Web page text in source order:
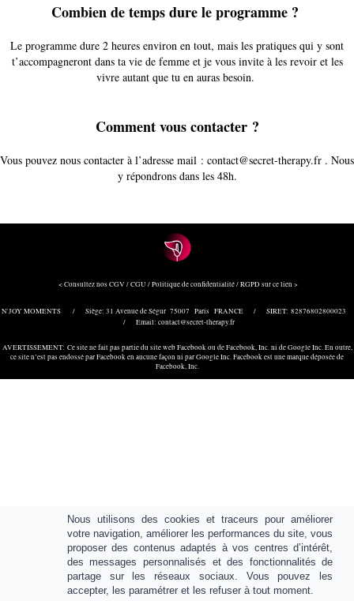
Combien de temps dure le programme ?
Le programme dure 2 heures environ en tout, mais les pratiques qui y sont
t’accompagneront dans ta vie de femme et je vous invite à les revoir et les
vivre autant que tu en auras besoin.
Comment vous contacter ?
Vous pouvez nous contacter à l’adresse mail : contact@secret-therapy.fr . Nous
y répondrons dans les 48h.
< Consultez nos CGV / CGU / Politique de confidentialité / RGPD sur ce lien >
N'JOY MOMENTS / Siège: 31 Avenue de Ségur 75007 Paris FRANCE / SIRET: 82876802800023
/ Email: contact@secret-therapy.fr
AVERTISSEMENT: Ce site ne fait pas partie du site web Facebook ou de Facebook, Inc. ni de Google Inc. En outre,
ce site n’est pas endossé par Facebook en aucune façon ni par Google Inc. Facebook est une marque déposée de
Facebook, Inc.
Nous utilisons des cookies et traceurs pour améliorer
votre navigation, améliorer les performances du site, vous
proposer des contenus adaptés à vos centres d’intérêt,
des messages personnalisés et des fonctionnalités de
partage sur les réseaux sociaux. Vous pouvez les
accepter, les paramétrer et les refuser à tout moment.